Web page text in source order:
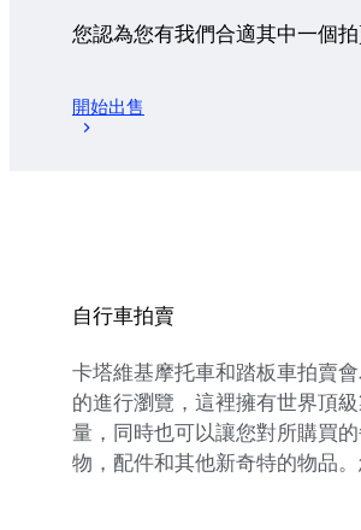
您認為您有我們合適其中一個
開始出售
自行車拍賣
卡塔維基摩托車和踏板車拍賣
的進行瀏覽，這裡擁有世界頂
量，同時也可以讓您對所購買
物，配件和其他新奇特的物品